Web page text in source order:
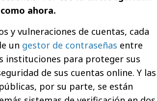
ahora.
y vulneraciones de cuentas, cada
un gestor de contraseñas entre
instituciones para proteger sus
de sus cuentas online. Y las
por su parte, se están